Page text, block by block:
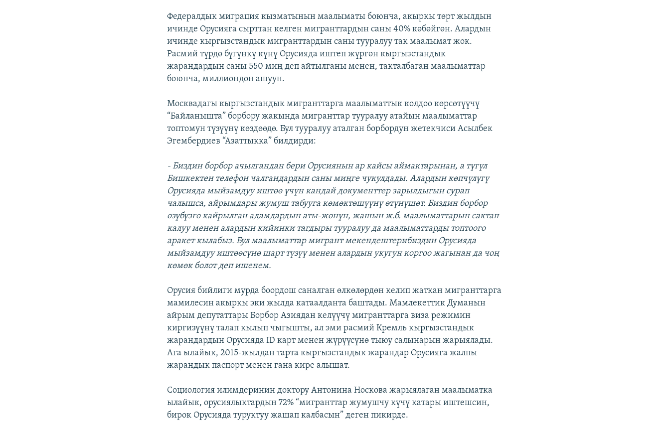
Федералдык миграция кызматынын маалыматы боюнча, акыркы төрт жылдын
ичинде Орусияга сырттан келген мигранттардын саны 40% көбөйгөн. Алардын
ичинде кыргызстандык мигранттардын саны тууралуу так маалымат жок.
Расмий түрдө бүгүнкү күнү Орусияда иштеп жүргөн кыргызстандык
жарандардын саны 550 миң деп айтылганы менен, такталбаган маалыматтар
боюнча, миллиондон ашуун.
Москвадагы кыргызстандык мигранттарга маалыматтык колдоо көрсөтүүчү
“Байланышта” борбору жакында мигранттар тууралуу атайын маалыматтар
топтомун түзүүнү көздөөдө. Бул тууралуу аталган борбордун жетекчиси Асылбек
Эгембердиев “Азаттыкка” билдирди:
- Биздин борбор ачылгандан бери Орусиянын ар кайсы аймактарынан, а түгүл
Бишкектен телефон чалгандардын саны миңге чукулдады. Алардын көпчүлүгү
Орусияда мыйзамдуу иштөө үчүн кандай документтер зарылдыгын сурап
чалышса, айрымдары жумуш табууга көмөктөшүүнү өтүнүшөт. Биздин борбор
өзүбүзгө кайрылган адамдардын аты-жөнүн, жашын ж.б. маалыматтарын сактап
калуу менен алардын кийинки тагдыры тууралуу да маалыматтарды топтоого
аракет кылабыз. Бул маалыматтар мигрант мекендештерибиздин Орусияда
мыйзамдуу иштөөсүнө шарт түзүү менен алардын укугун коргоо жагынан да чоң
көмөк болот деп ишенем.
Орусия бийлиги мурда боордош саналган өлкөлөрдөн келип жаткан мигранттарга
мамилесин акыркы эки жылда катаалданта баштады. Мамлекеттик Думанын
айрым депутаттары Борбор Азиядан келүүчү мигранттарга виза режимин
киргизүүнү талап кылып чыгышты, ал эми расмий Кремль кыргызстандык
жарандардын Орусияда ID карт менен жүрүүсүнө тыюу салынарын жарыялады.
Ага ылайык, 2015-жылдан тарта кыргызстандык жарандар Орусияга жалпы
жарандык паспорт менен гана кире алышат.
Социология илимдеринин доктору Антонина Носкова жарыялаган маалыматка
ылайык, орусиялыктардын 72% “мигранттар жумушчу күчү катары иштешсин,
бирок Орусияда туруктуу жашап калбасын” деген пикирде.